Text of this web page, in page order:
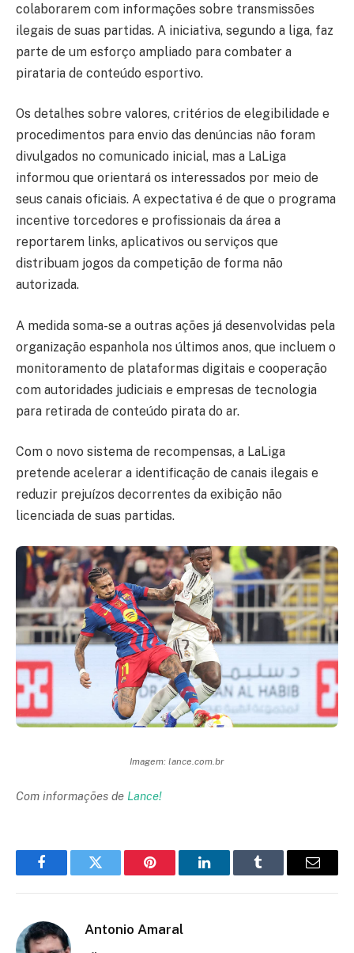
colaborarem com informações sobre transmissões
ilegais de suas partidas. A iniciativa, segundo a liga, faz
parte de um esforço ampliado para combater a
pirataria de conteúdo esportivo.
Os detalhes sobre valores, critérios de elegibilidade e
procedimentos para envio das denúncias não foram
divulgados no comunicado inicial, mas a LaLiga
informou que orientará os interessados por meio de
seus canais oficiais. A expectativa é de que o programa
incentive torcedores e profissionais da área a
reportarem links, aplicativos ou serviços que
distribuam jogos da competição de forma não
autorizada.
A medida soma-se a outras ações já desenvolvidas pela
organização espanhola nos últimos anos, que incluem o
monitoramento de plataformas digitais e cooperação
com autoridades judiciais e empresas de tecnologia
para retirada de conteúdo pirata do ar.
Com o novo sistema de recompensas, a LaLiga
pretende acelerar a identificação de canais ilegais e
reduzir prejuízos decorrentes da exibição não
licenciada de suas partidas.
Imagem: lance.com.br
Com informações de Lance!
FacebookTwitter Pinterest LinkedInTumblr Email
Antonio Amaral